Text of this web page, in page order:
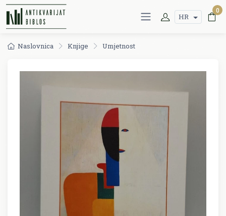
HR
0
Naslovnica Knjige Umjetnost